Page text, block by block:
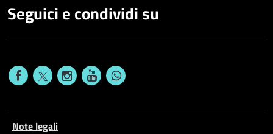
Seguici e condividi su
Note legali